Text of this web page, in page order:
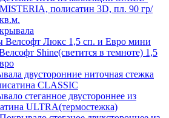
MISTERIA, полисатин 3D, пл. 90 гр/
кв.м.
Велсофт Люкс 1,5 сп. и Евро мини
Shine(светится в темноте) 1,5
двусторонние ниточная стежка
CLASSIC
стеганное двустороннее из
ULTRA(термостежка)